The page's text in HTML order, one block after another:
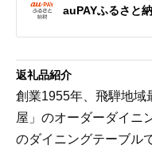
auPAYふるさと
返礼品紹介
創業1955年、飛騨地域
屋」のオーダーダイニ
のダイニングテーブル